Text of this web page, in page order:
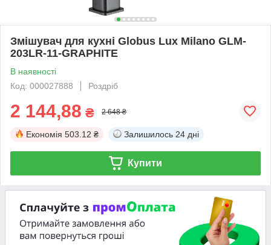
Змішувач для кухні Globus Lux Milano GLM-
203LR-11-GRAPHITE
В наявності
Код: 000027888
Роздріб
2 144,88 ₴ 2 648 ₴
Економія 503.12 ₴ Залишилось 24 дні
Купити